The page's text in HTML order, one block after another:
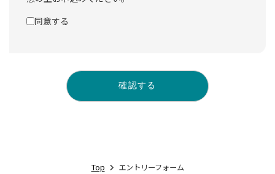
同意する
確認する
Top エントリーフォーム